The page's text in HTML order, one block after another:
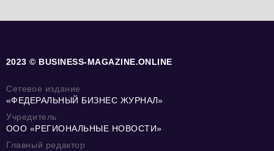
2023 © BUSINESS-MAGAZINE.ONLINE
Сетевое издание
«ФЕДЕРАЛЬНЫЙ БИЗНЕС ЖУРНАЛ»
Учредитель
ООО «РЕГИОНАЛЬНЫЕ НОВОСТИ»
Главный редактор